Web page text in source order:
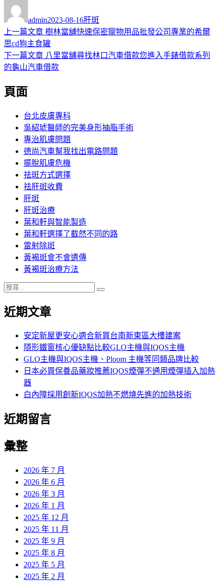
者
admin佈
日
期:
2023-08-16類
肝斑
文
章
導
覽
上一篇文章 上
一
篇
文
樹林當舖快速保密寵物用品批發公司專業的希爾
思cd狗主食罐
下一篇文章 下
一
八里當舖尋找林口汽車借款您進入手錶借款系列
的龜山汽車借款
頁面
台北皮膚專科
吳紹琥醫師的完美身形抽脂手術
專治肌膚問題
德尚汽車幫我找出電路問題
擺脫肌膚危機
祛斑方式選擇
祛肝斑收費
肝斑
肝斑治療
葉和軒與智能製造
葉和軒選擇了截然不同的路
雷射除斑
黃褐斑會不會遺傳
黃褐斑治療方法
搜
關
近期文章
安定新屋更安心適合新買台南新東區大樓建案
隱形鐵窗核心優缺點比較GLO主機與IQOS主機
GLO主機與IQOS主機、Ploom 主機等同類品牌比較
日本必買保養品藥妝推薦IQOS煙彈不通用煙彈插入加熱
器
白內障採用創新IQOS加熱不燃燒先進的加熱技術
近期留言
彙整
2026 年 7 月
2026 年 6 月
2026 年 3 月
2026 年 1 月
2025 年 12 月
2025 年 11 月
2025 年 9 月
2025 年 8 月
2025 年 5 月
2025 年 2 月